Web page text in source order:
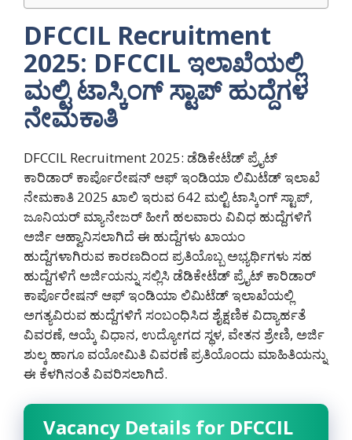
DFCCIL Recruitment
2025: DFCCIL ಇಲಾಖೆಯಲ್ಲಿ
ಮಲ್ಟಿ ಟಾಸ್ಕಿಂಗ್ ಸ್ಟಾಪ್ ಹುದ್ದೆಗಳ
ನೇಮಕಾತಿ
DFCCIL Recruitment 2025: ಡೆಡಿಕೇಟೆಡ್ ಪ್ರೈಟ್
ಕಾರಿಡಾರ್ ಕಾರ್ಪೊರೇಷನ್ ಆಫ್ ಇಂಡಿಯಾ ಲಿಮಿಟೆಡ್ ಇಲಾಖೆ
ನೇಮಕಾತಿ 2025 ಖಾಲಿ ಇರುವ 642 ಮಲ್ಟಿ ಟಾಸ್ಕಿಂಗ್ ಸ್ಟಾಪ್,
ಜೂನಿಯರ್ ಮ್ಯಾನೇಜರ್ ಹೀಗೆ ಹಲವಾರು ವಿವಿಧ ಹುದ್ದೆಗಳಿಗೆ
ಅರ್ಜಿ ಆಹ್ವಾನಿಸಲಾಗಿದೆ ಈ ಹುದ್ದೆಗಳು ಖಾಯಂ
ಹುದ್ದೆಗಳಾಗಿರುವ ಕಾರಣದಿಂದ ಪ್ರತಿಯೊಬ್ಬ ಅಭ್ಯರ್ಥಿಗಳು ಸಹ
ಹುದ್ದೆಗಳಿಗೆ ಅರ್ಜಿಯನ್ನು ಸಲ್ಲಿಸಿ‌ ಡೆಡಿಕೇಟೆಡ್ ಪ್ರೈಟ್ ಕಾರಿಡಾರ್
ಕಾರ್ಪೊರೇಷನ್ ಆಫ್ ಇಂಡಿಯಾ ಲಿಮಿಟೆಡ್ ಇಲಾಖೆಯಲ್ಲಿ
ಅಗತ್ಯವಿರುವ ಹುದ್ದೆಗಳಿಗೆ ಸಂಬಂಧಿಸಿದ ಶೈಕ್ಷಣಿಕ ವಿದ್ಯಾರ್ಹತೆ
ವಿವರಣೆ, ಆಯ್ಕೆ ವಿಧಾನ, ಉದ್ಯೋಗದ ಸ್ಥಳ, ವೇತನ ಶ್ರೇಣಿ, ಅರ್ಜಿ
ಶುಲ್ಕ ಹಾಗೂ ವಯೋಮಿತಿ ವಿವರಣೆ ಪ್ರತಿಯೊಂದು ಮಾಹಿತಿಯನ್ನು
ಈ ಕೆಳಗಿನಂತೆ ವಿವರಿಸಲಾಗಿದೆ.
Vacancy Details for DFCCIL